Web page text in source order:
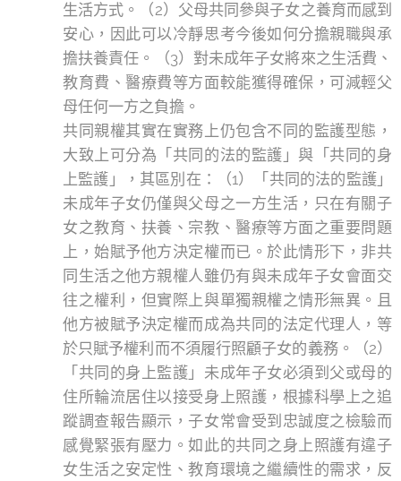
生活方式。（2）父母共同參與子女之養育而感到
安心，因此可以冷靜思考今後如何分擔親職與承
擔扶養責任。（3）對未成年子女將來之生活費、
教育費、醫療費等方面較能獲得確保，可減輕父
母任何一方之負擔。
共同親權其實在實務上仍包含不同的監護型態，
大致上可分為「共同的法的監護」與「共同的身
上監護」，其區別在：（1）「共同的法的監護」
未成年子女仍僅與父母之一方生活，只在有關子
女之教育、扶養、宗教、醫療等方面之重要問題
上，始賦予他方決定權而已。於此情形下，非共
同生活之他方親權人雖仍有與未成年子女會面交
往之權利，但實際上與單獨親權之情形無異。且
他方被賦予決定權而成為共同的法定代理人，等
於只賦予權利而不須履行照顧子女的義務。（2）
「共同的身上監護」未成年子女必須到父或母的
住所輪流居住以接受身上照護，根據科學上之追
蹤調查報告顯示，子女常會受到忠誠度之檢驗而
感覺緊張有壓力。如此的共同之身上照護有違子
女生活之安定性、教育環境之繼續性的需求，反